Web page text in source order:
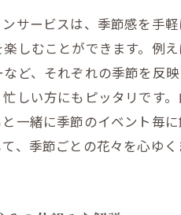
サービスは、季節感を手
しむことができます。例
ど、それぞれの季節を反
しい方にもピッタリです
一緒に季節のイベント毎
、季節ごとの花々を心ゆく